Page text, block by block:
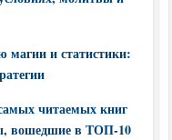
и статистики:
читаемых книг
вошедшие в ТОП-10